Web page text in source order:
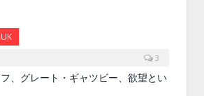
3
、グレート・ギャツビー、欲望とい